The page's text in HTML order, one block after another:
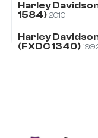
Harley
1584) 2010
Harley
(FXDC 1340)